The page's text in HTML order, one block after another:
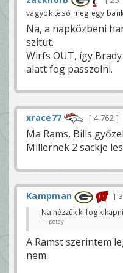
vagyok tesó meg egy
Na, a napközbeni
szitut.
Wirfs OUT, így
alatt fog passzolni.
xrace77 4 762
Ma Rams, Bills
Millernek 2 sackje
Kampman
Na nézzük ki fog
petey
A Ramst szerintem
nem.